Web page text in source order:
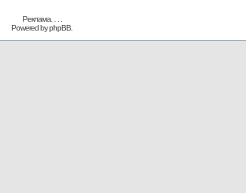
Реклама. . .
Powered byphpBB.